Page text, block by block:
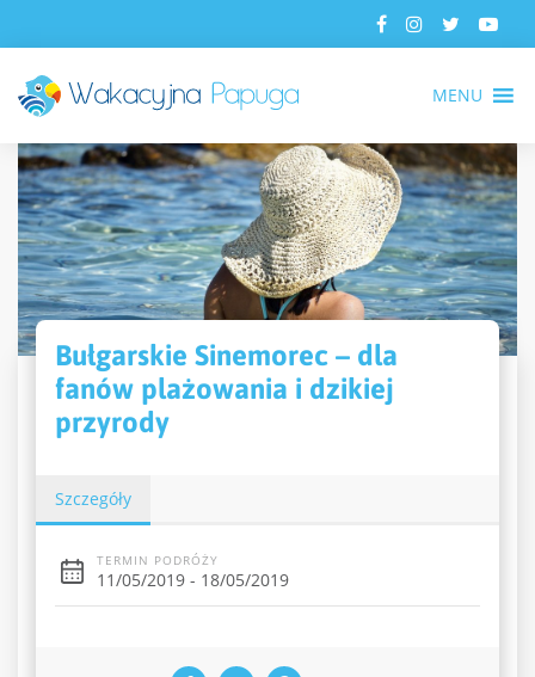
MENU
Bułgarskie Sinemorec – dla
fanów plażowania i dzikiej
przyrody
Szczegóły
TERMIN PODRÓŻY
11/05/2019 - 18/05/2019